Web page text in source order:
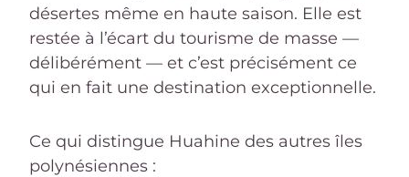
désertes même en haute saison. Elle est
restée à l’écart du tourisme de masse —
délibérément — et c’est précisément ce
qui en fait une destination exceptionnelle.
Ce qui distingue Huahine des autres îles
polynésiennes :